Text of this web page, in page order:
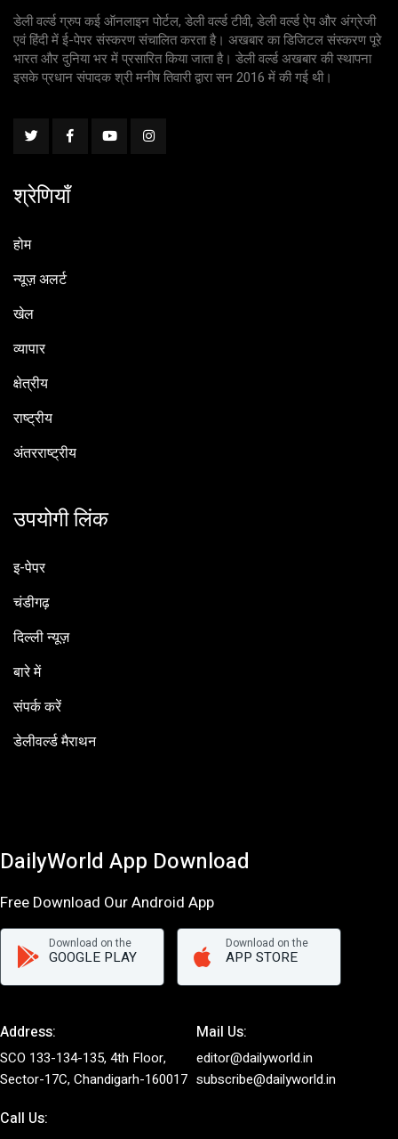
डेली वर्ल्ड ग्रुप कई ऑनलाइन पोर्टल, डेली वर्ल्ड टीवी, डेली वर्ल्ड ऐप और अंग्रेजी
एवं हिंदी में ई-पेपर संस्करण संचालित करता है। अखबार का डिजिटल संस्करण पूरे
भारत और दुनिया भर में प्रसारित किया जाता है। डेली वर्ल्ड अखबार की स्थापना
इसके प्रधान संपादक श्री मनीष तिवारी द्वारा सन 2016 में की गई थी।
श्रेणियाँ
होम
न्यूज़ अलर्ट
खेल
व्यापार
क्षेत्रीय
राष्ट्रीय
अंतरराष्ट्रीय
उपयोगी लिंक
इ-पेपर
चंडीगढ़
दिल्ली न्यूज़
बारे में
संपर्क करें
डेलीवर्ल्ड मैराथन
DailyWorld App Download
Free Download Our Android App
Download on the
GOOGLE PLAY
Download on the
APP STORE
Address:
SCO 133-134-135, 4th Floor,
Sector-17C, Chandigarh-160017
Mail Us:
editor@dailyworld.in
subscribe@dailyworld.in
Call Us: